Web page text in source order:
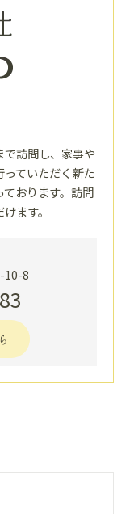
訪問し、家事や
ていただく新た
おります。訪問
ます。
10-8